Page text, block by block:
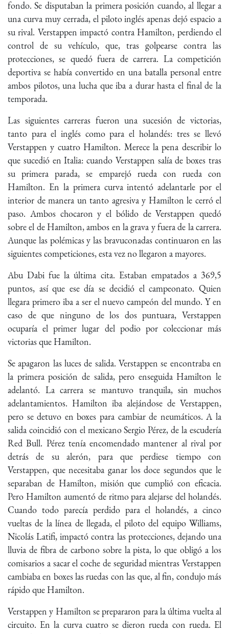
fondo. Se disputaban la primera posición cuando, al llegar a
una curva muy cerrada, el piloto inglés apenas dejó espacio a
su rival. Verstappen impactó contra Hamilton, perdiendo el
control de su vehículo, que, tras golpearse contra las
protecciones, se quedó fuera de carrera. La competición
deportiva se había convertido en una batalla personal entre
ambos pilotos, una lucha que iba a durar hasta el final de la
temporada.
Las siguientes carreras fueron una sucesión de victorias,
tanto para el inglés como para el holandés: tres se llevó
Verstappen y cuatro Hamilton. Merece la pena describir lo
que sucedió en Italia: cuando Verstappen salía de boxes tras
su primera parada, se emparejó rueda con rueda con
Hamilton. En la primera curva intentó adelantarle por el
interior de manera un tanto agresiva y Hamilton le cerró el
paso. Ambos chocaron y el bólido de Verstappen quedó
sobre el de Hamilton, ambos en la grava y fuera de la carrera.
Aunque las polémicas y las bravuconadas continuaron en las
siguientes competiciones, esta vez no llegaron a mayores.
Abu Dabi fue la última cita. Estaban empatados a 369,5
puntos, así que ese día se decidió el campeonato. Quien
llegara primero iba a ser el nuevo campeón del mundo. Y en
caso de que ninguno de los dos puntuara, Verstappen
ocuparía el primer lugar del podio por coleccionar más
victorias que Hamilton.
Se apagaron las luces de salida. Verstappen se encontraba en
la primera posición de salida, pero enseguida Hamilton le
adelantó. La carrera se mantuvo tranquila, sin muchos
adelantamientos. Hamilton iba alejándose de Verstappen,
pero se detuvo en boxes para cambiar de neumáticos. A la
salida coincidió con el mexicano Sergio Pérez, de la escudería
Red Bull. Pérez tenía encomendado mantener al rival por
detrás de su alerón, para que perdiese tiempo con
Verstappen, que necesitaba ganar los doce segundos que le
separaban de Hamilton, misión que cumplió con eficacia.
Pero Hamilton aumentó de ritmo para alejarse del holandés.
Cuando todo parecía perdido para el holandés, a cinco
vueltas de la línea de llegada, el piloto del equipo Williams,
Nicolás Latifi, impactó contra las protecciones, dejando una
lluvia de fibra de carbono sobre la pista, lo que obligó a los
comisarios a sacar el coche de seguridad mientras Verstappen
cambiaba en boxes las ruedas con las que, al fin, condujo más
rápido que Hamilton.
Verstappen y Hamilton se prepararon para la última vuelta al
circuito. En la curva cuatro se dieron rueda con rueda. El